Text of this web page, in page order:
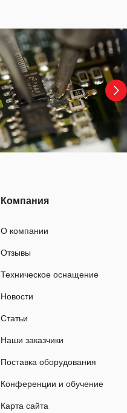
Компания
О компании
Отзывы
Техническое оснащение
Новости
Статьи
Наши заказчики
Поставка оборудования
Конференции и обучение
Карта сайта